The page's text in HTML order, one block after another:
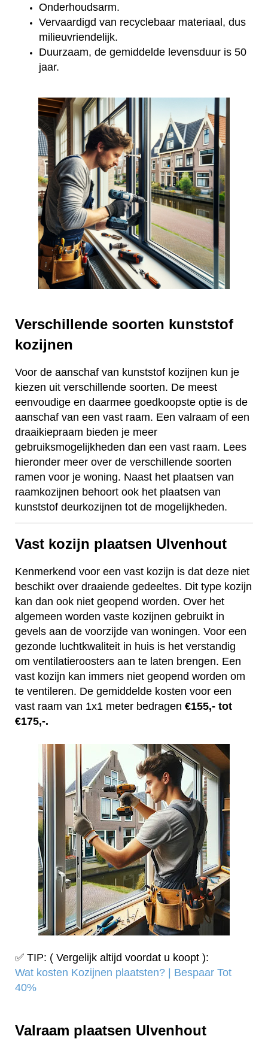
Onderhoudsarm.
Vervaardigd van recyclebaar materiaal, dus
milieuvriendelijk.
Duurzaam, de gemiddelde levensduur is 50
jaar.
Verschillende soorten kunststof
kozijnen
Voor de aanschaf van kunststof kozijnen kun je
kiezen uit verschillende soorten. De meest
eenvoudige en daarmee goedkoopste optie is de
aanschaf van een vast raam. Een valraam of een
draaikiepraam bieden je meer
gebruiksmogelijkheden dan een vast raam. Lees
hieronder meer over de verschillende soorten
ramen voor je woning. Naast het plaatsen van
raamkozijnen behoort ook het plaatsen van
kunststof deurkozijnen tot de mogelijkheden.
Vast kozijn plaatsen Ulvenhout
Kenmerkend voor een vast kozijn is dat deze niet
beschikt over draaiende gedeeltes. Dit type kozijn
kan dan ook niet geopend worden. Over het
algemeen worden vaste kozijnen gebruikt in
gevels aan de voorzijde van woningen. Voor een
gezonde luchtkwaliteit in huis is het verstandig
om ventilatieroosters aan te laten brengen. Een
vast kozijn kan immers niet geopend worden om
te ventileren. De gemiddelde kosten voor een
vast raam van 1x1 meter bedragen €155,- tot
€175,-.
✅ TIP: ( Vergelijk altijd voordat u koopt ):
Wat kosten Kozijnen plaatsten? | Bespaar Tot
40%‎
Valraam plaatsen Ulvenhout